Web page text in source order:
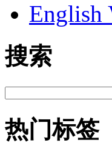
English
搜索
热门标签